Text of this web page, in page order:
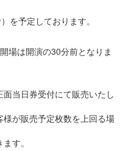
を予定しております。
場は開演の30分前となりま
当日券受付にて販売いたし
が販売予定枚数を上回る場
す。